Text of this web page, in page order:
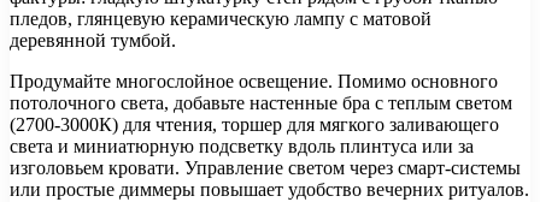
пледов, глянцевую керамическую лампу с матовой
деревянной тумбой.
Продумайте многослойное освещение. Помимо основного
потолочного света, добавьте настенные бра с теплым светом
(2700-3000К) для чтения, торшер для мягкого заливающего
света и миниатюрную подсветку вдоль плинтуса или за
изголовьем кровати. Управление светом через смарт-системы
или простые диммеры повышает удобство вечерних ритуалов.